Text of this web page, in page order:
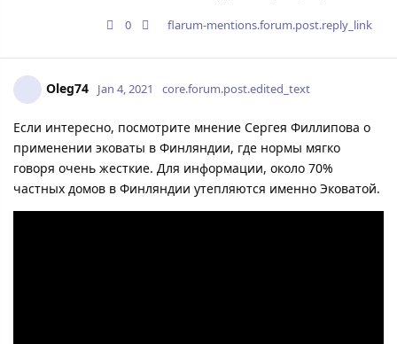
0 flarum-mentions.forum.post.reply_link
Oleg74 Jan 4, 2021 core.forum.post.edited_text
Если интересно, посмотрите мнение Сергея Филлипова о
применении эковаты в Финляндии, где нормы мягко
говоря очень жесткие. Для информации, около 70%
частных домов в Финляндии утепляются именно Эковатой.